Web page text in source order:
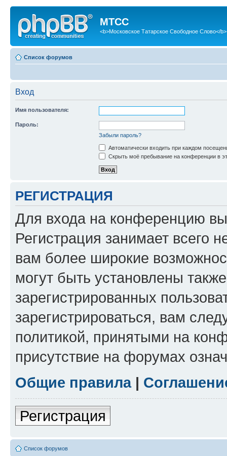
МТСС
<b>Московское Татарское Свободное Слово</b>
Список форумов
Вход
Имя пользователя:
Пароль:
Забыли пароль?
Автоматически входить при каждом
Скрыть моё пребывание на конференции в
РЕГИСТРАЦИЯ
Для входа на конференцию
Регистрация занимает всего
вам более широкие
могут быть установлены
зарегистрированных
зарегистрироваться, вам
политикой, принятыми на
присутствие на форумах
Общие правила|
Регистрация
Список форумов